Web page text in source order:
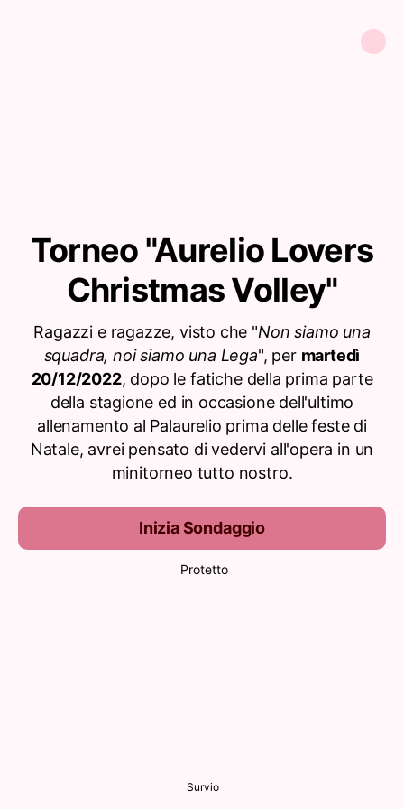
Torneo "Aurelio Lovers
Christmas Volley"
Ragazzi e ragazze, visto che "Non siamo una
squadra, noi siamo una Lega", per martedì
20/12/2022, dopo le fatiche della prima parte
della stagione ed in occasione dell'ultimo
allenamento al Palaurelio prima delle feste di
Natale, avrei pensato di vedervi all'opera in un
minitorneo tutto nostro.
Inizia Sondaggio
Protetto
Survio